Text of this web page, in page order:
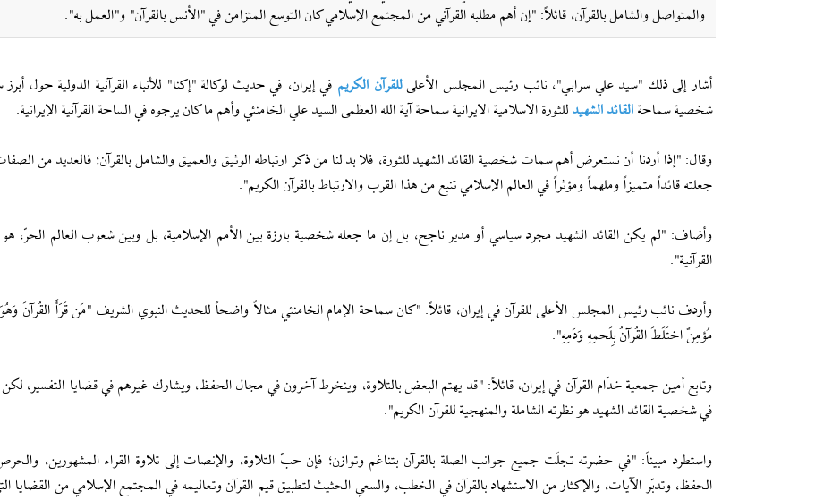
والمتواصل والشامل بالقرآن، قائلاً: "إن أهم مطلبه القرآني من المجتمع الإسلامي كان التوسع المتزامن في "الأنس بالقرآن" و"العمل به".
أشار إلى ذلك "سيد علي سرابي"، نائب رئيس المجلس الأعلى للقرآن الكريم في إيران، في حديث لوكالة "إكنا" للأنباء القرآنية الدولية حول
شخصية سماحة القائد الشهيد للثورة الاسلامية الايرانية سماحة آية الله العظمى السيد علي الخامنئي وأهم ما كان يرجوه في الساحة القرآنية الإيرانية.
وقال: "إذا أردنا أن نستعرض أهم سمات شخصية القائد الشهيد للثورة، فلا بد لنا من ذكر ارتباطه الوثيق والعميق والشامل بالقرآن؛ فالعديد من
جعلته قائداً متميزاً وملهماً ومؤثراً في العالم الإسلامي تنبع من هذا القرب والارتباط بالقرآن الكريم".
وأضاف: "لم يكن القائد الشهيد مجرد سياسي أو مدير ناجح، بل إن ما جعله شخصية بارزة بين الأمم الإسلامية، بل وبين شعوب العالم الحرّ، هو
القرآنية".
وأردف نائب رئيس المجلس الأعلى للقرآن في إیران، قائلاً: "كان سماحة الإمام الخامنئي مثالاً واضحاً للحديث النبوي الشريف "مَن قَرَأَ القُرآنَ
مُؤمِنٌ اختَلَطَ القُرآنُ بِلَحمِهِ وَدَمِهِ".
وتابع أمين جمعية خدّام القرآن في إیران، قائلاً: "قد يهتم البعض بالتلاوة، وينخرط آخرون في مجال الحفظ، ويشارك غيرهم في قضايا التفسير، لكن
في شخصية القائد الشهيد هو نظرته الشاملة والمنهجية للقرآن الكريم".
واستطرد مبيناً: "في حضرته تجلّت جميع جوانب الصلة بالقرآن بتناغم وتوازن؛ فإن حبّ التلاوة، والإنصات إلى تلاوة القراء المشهورين،
الحفظ، وتدبّر الآيات، والإكثار من الاستشهاد بالقرآن في الخطب، والسعي الحثيث لتطبيق قيم القرآن وتعاليمه في المجتمع الإسلامي من القضايا